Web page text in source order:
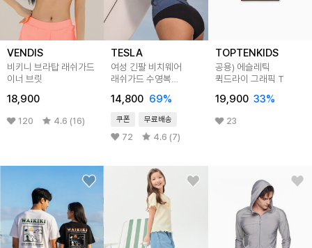
VENDIS
비키니 브라탑 래쉬가드
이너 브릿
18,900
120 4.6 (16)
TESLA
여성 긴팔 비치웨어
래쉬가드 수영복
FSS44
14,800 69%
쿠폰 무료배송
72 4.6 (7)
TOPTENKIDS
공용) 에슬레틱
퀵드라이 그래픽 T
19,900 33%
23